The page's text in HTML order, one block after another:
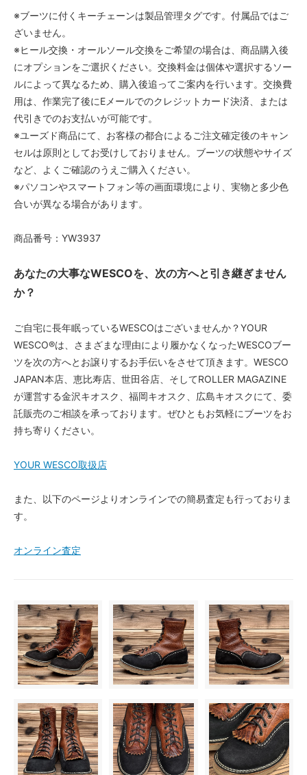
※ブーツに付くキーチェーンは製品管理タグです。付属品ではご
ざいません。
※ヒール交換・オールソール交換をご希望の場合は、商品購入後
にオプションをご選択ください。交換料金は個体や選択するソー
ルによって異なるため、購入後追ってご案内を行います。交換費
用は、作業完了後にEメールでのクレジットカード決済、または
代引きでのお支払いが可能です。
※ユーズド商品にて、お客様の都合によるご注文確定後のキャン
セルは原則としてお受けしておりません。ブーツの状態やサイズ
など、よくご確認のうえご購入ください。
※パソコンやスマートフォン等の画面環境により、実物と多少色
合いが異なる場合があります。
商品番号：YW3937
あなたの大事なWESCOを、次の方へと引き継ぎません
か？
ご自宅に長年眠っているWESCOはございませんか？YOUR
WESCO®️は、さまざまな理由により履かなくなったWESCOブー
ツを次の方へとお譲りするお手伝いをさせて頂きます。WESCO
JAPAN本店、恵比寿店、世田谷店、そしてROLLER MAGAZINE
が運営する金沢キオスク、福岡キオスク、広島キオスクにて、委
託販売のご相談を承っております。ぜひともお気軽にブーツをお
持ち寄りください。
YOUR WESCO取扱店
また、以下のページよりオンラインでの簡易査定も行っておりま
す。
オンライン査定